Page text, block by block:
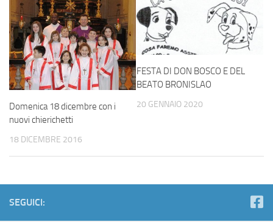
Domenica 18 dicembre con i
nuovi chierichetti
18 DICEMBRE 2016
FESTA DI DON BOSCO E DEL
BEATO BRONISLAO
20 GENNAIO 2020
SEGUICI: